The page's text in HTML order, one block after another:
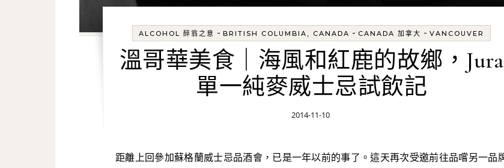
ALCOHOL 醉翁之意 - BRITISH COLUMBIA, CANADA - CANADA 加拿大 - VANCOUVER
溫哥華美食｜海風和紅鹿的故鄉，Jura
單一純麥威士忌試飲記
2014-11-10
距離上回參加蘇格蘭威士忌品酒會，已是一年以前的事了。這天再次受邀前往品嚐另一品牌